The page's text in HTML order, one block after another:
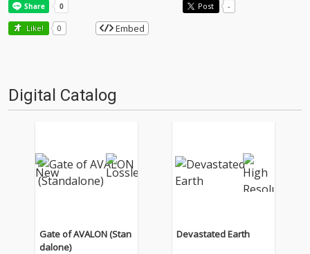
Post -
Like! 0 Embed
Digital Catalog
Gate of AVALON (Stan
dalone)
Devastated Earth